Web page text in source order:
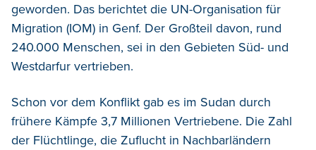
geworden. Das berichtet die UN-Organisation für
Migration (IOM) in Genf. Der Großteil davon, rund
240.000 Menschen, sei in den Gebieten Süd- und
Westdarfur vertrieben.
Schon vor dem Konflikt gab es im Sudan durch
frühere Kämpfe 3,7 Millionen Vertriebene. Die Zahl
der Flüchtlinge, die Zuflucht in Nachbarländern